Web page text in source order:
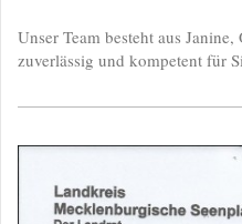
Unser Team besteht aus
zuverlässig und kompetent für